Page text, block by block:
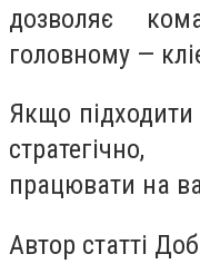
дозволяє
головному —
Якщо
працювати на
Автор статті